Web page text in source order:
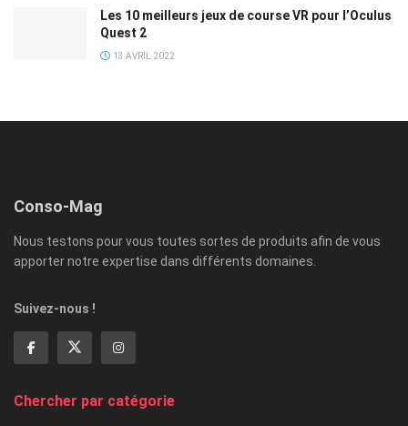
Les 10 meilleurs jeux de course VR pour l’Oculus
Quest 2
13 AVRIL 2022
Conso-Mag
Nous testons pour vous toutes sortes de produits afin de vous
apporter notre expertise dans différents domaines.
Suivez-nous !
Chercher par catégorie